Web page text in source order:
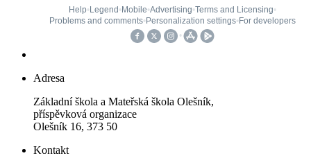
Adresa
Základní škola a Mateřská škola Olešník,
příspěvková organizace
Olešník 16, 373 50
Kontakt